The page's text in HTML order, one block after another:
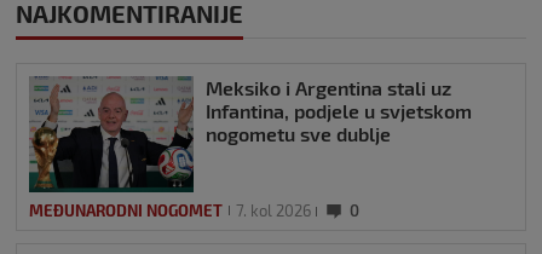
NAJKOMENTIRANIJE
Meksiko i Argentina stali uz
Infantina, podjele u svjetskom
nogometu sve dublje
MEĐUNARODNI NOGOMET 7. kol 2026 0